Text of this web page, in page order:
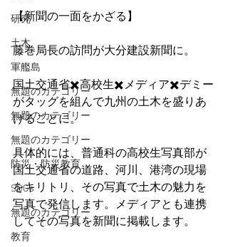
研究
土木
軍艦島
無題のカテゴリー
無題のカテゴリー
無題のカテゴリー
防災・防災教育
SDGs
無題のカテゴリー
教育
【新聞の一面をかざる】
藤巻局長の訪問が大分建設新聞に。
国土交通省✖️高校生✖️メディア✖️デミー
がタッグを組んで九州の土木を盛りあ
げることに。
具体的には、普通科の高校生写真部が
国土交通省の道路、河川、港湾の現場
をキリトリ、その写真で土木の魅力を
写真で発信します。メディアとも連携
してその写真を新聞に掲載します。